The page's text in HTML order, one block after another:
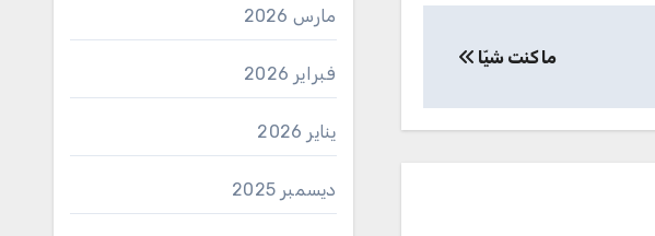
ما كنت شيّا
مارس 2026
فبراير 2026
يناير 2026
ديسمبر 2025